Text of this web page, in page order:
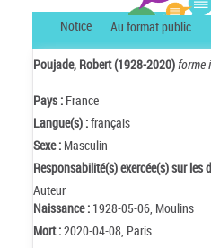
Notice Au format public
Poujade, Robert (1928-2020)forme
Pays : France
Langue(s) :français
Sexe : Masculin
Responsabilité(s) exercée(s) sur les
Auteur
Naissance : 1928-05-06, Moulins
Mort :2020-04-08, Paris